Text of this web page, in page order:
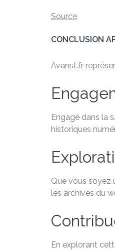
Source
CONCLUSION
Avanst.fr
Engagé dans la
historiques
Que vous soyez
les archives du
En explorant